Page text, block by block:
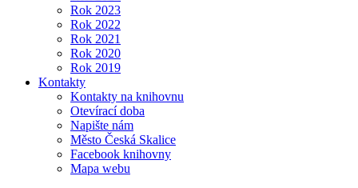
Rok 2023
Rok 2022
Rok 2021
Rok 2020
Rok 2019
Kontakty
Kontakty na knihovnu
Otevírací doba
Napište nám
Město Česká Skalice
Facebook knihovny
Mapa webu